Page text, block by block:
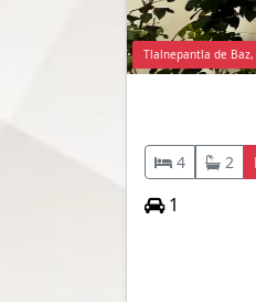
Tlalnepantla de
4 2
1